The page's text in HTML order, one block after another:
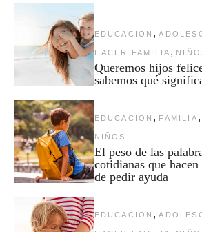
EDUCACION ,
HACER FAMILIA ,
Queremos hijos
sabemos qué
EDUCACION , FAMILIA ,
NIÑOS
El peso de las
cotidianas que
de pedir ayuda
EDUCACION ,